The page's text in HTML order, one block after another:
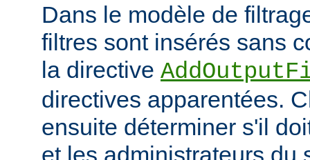
Dans le modèle de
filtres sont insérés sans
la directive
directives apparentées.
ensuite déterminer s'il
et les administrateurs du